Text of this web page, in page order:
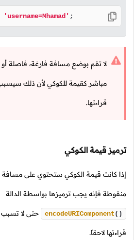
'username=Mhamad' ;
لا تقم بوضع مسافة فارغة، فاصلة
مباشر كقيمة للكوكي لأن ذلك
قراءتها.
ترميز قيمة الكوكي
إذا كانت قيمة الكوكي ستحتوي على مسافة
منقوطة فإنه يجب ترميزها بواسطة الدالة
encodeURIComponent() حتى لا
قراءتها لاحقاً.